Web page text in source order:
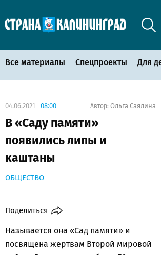
Все материалы Спецпроекты Для
04.06.2021 08:00 Автор: Ольга Саялина
В «Саду памяти»
появились липы и
каштаны
ОБЩЕСТВО
Поделиться
Называется она «Сад памяти» и
посвящена жертвам Второй мировой